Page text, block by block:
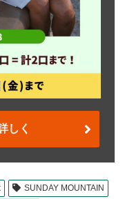
しく
SUNDAY MOUNTAIN